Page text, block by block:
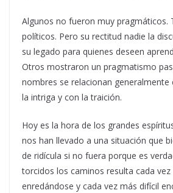
Algunos no fueron muy pragmáticos.
políticos. Pero su rectitud nadie la
su legado para quienes deseen
Otros mostraron un pragmatismo
nombres se relacionan
la intriga y con la traición.
Hoy es la hora de los grandes
nos han llevado a una situación que
de ridícula si no fuera porque es
torcidos los caminos resulta cada
enredándose y cada vez más difícil